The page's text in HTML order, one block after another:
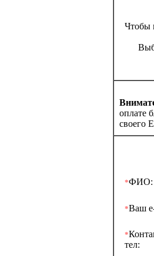
Чтобы
оплате
своего
*ФИО:
*Ваш
*
тел: